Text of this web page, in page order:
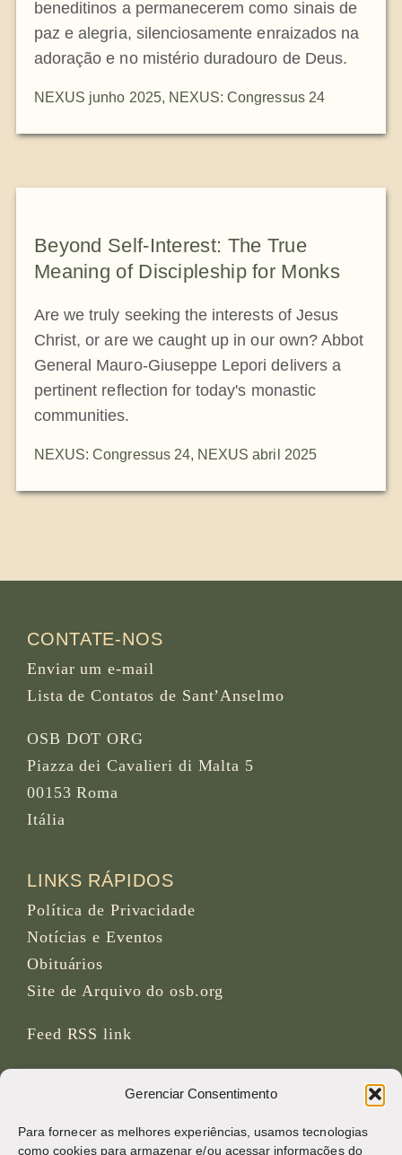
Gerenciar Consentimento
Para fornecer as melhores experiências, usamos tecnologias
como cookies para armazenar e/ou acessar informações do
beneditinos a permanecerem como sinais de
paz e alegria, silenciosamente enraizados na
adoração e no mistério duradouro de Deus.
NEXUS junho 2025, NEXUS: Congressus 24
Beyond Self-Interest: The True
Meaning of Discipleship for Monks
Are we truly seeking the interests of Jesus
Christ, or are we caught up in our own? Abbot
General Mauro-Giuseppe Lepori delivers a
pertinent reflection for today's monastic
communities.
NEXUS: Congressus 24, NEXUS abril 2025
CONTATE-NOS
Enviar um e-mail
Lista de Contatos de Sant’Anselmo
OSB DOT ORG
Piazza dei Cavalieri di Malta 5
00153 Roma
Itália
LINKS RÁPIDOS
Política de Privacidade
Notícias e Eventos
Obituários
Site de Arquivo do osb.org
Feed RSS link
REDES SOCIAIS